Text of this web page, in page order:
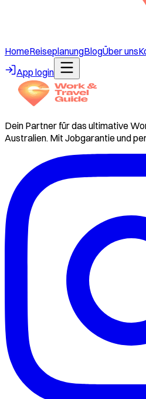
HomeReiseplanungBlogÜber uns
App login
Dein Partner für das ultimative
Australien. Mit Jobgarantie und